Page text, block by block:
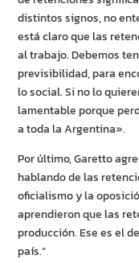
distintos signos, no
está claro que las
al trabajo. Debemos
previsibilidad, para
lo social. Si no lo
lamentable porque
a toda la Argentina».
Por último, Garetto
hablando de las
oficialismo y la
aprendieron que las
producción. Ese es el
país.”